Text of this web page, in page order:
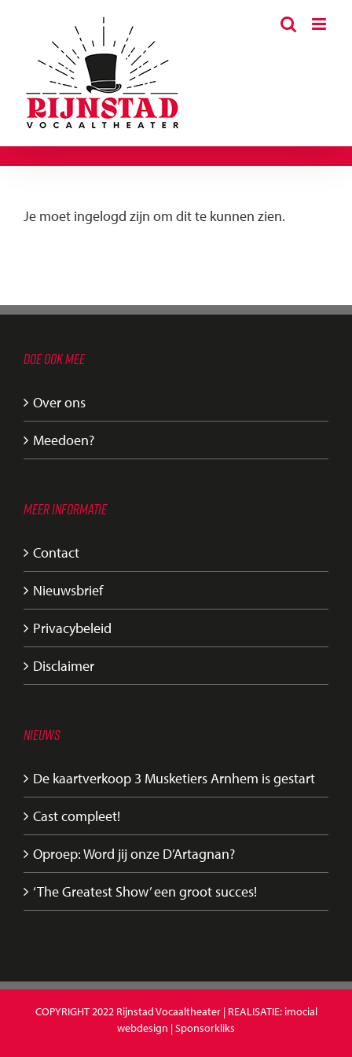
Je moet ingelogd zijn om dit te kunnen zien.
DOE OOK MEE
Over ons
Meedoen?
MEER INFORMATIE
Contact
Nieuwsbrief
Privacybeleid
Disclaimer
NIEUWS
De kaartverkoop 3 Musketiers Arnhem is gestart
Cast compleet!
Oproep: Word jij onze D’Artagnan?
‘The Greatest Show’ een groot succes!
COPYRIGHT 2022 Rijnstad Vocaaltheater| REALISATIE: imocial
webdesign |Sponsorkliks